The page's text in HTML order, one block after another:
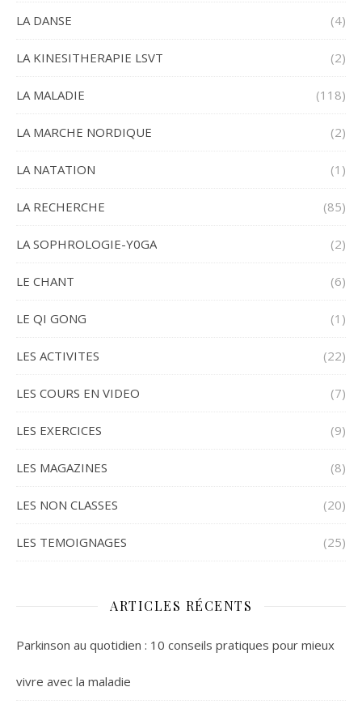
LA DANSE (4)
LA KINESITHERAPIE LSVT (2)
LA MALADIE (118)
LA MARCHE NORDIQUE (2)
LA NATATION (1)
LA RECHERCHE (85)
LA SOPHROLOGIE-Y0GA (2)
LE CHANT (6)
LE QI GONG (1)
LES ACTIVITES (22)
LES COURS EN VIDEO (7)
LES EXERCICES (9)
LES MAGAZINES (8)
LES NON CLASSES (20)
LES TEMOIGNAGES (25)
ARTICLES RÉCENTS
Parkinson au quotidien : 10 conseils pratiques pour mieux
vivre avec la maladie